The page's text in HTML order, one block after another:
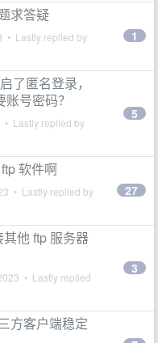
求答疑
• Lastly replied by 1
了匿名登录，
号密码？
• Lastly replied by
5
软件啊
• Lastly replied by 27
他 ftp 服务器
• Lastly replied
3
方客户端稳定